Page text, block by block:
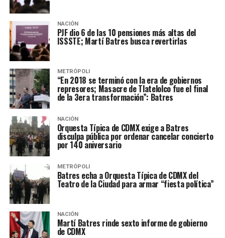
NACIÓN
PJF dio 6 de las 10 pensiones más altas del
ISSSTE; Martí Batres busca revertirlas
METRÓPOLI
“En 2018 se terminó con la era de gobiernos
represores; Masacre de Tlatelolco fue el final
de la 3era transformación”: Batres
NACIÓN
Orquesta Típica de CDMX exige a Batres
disculpa pública por ordenar cancelar concierto
por 140 aniversario
METRÓPOLI
Batres echa a Orquesta Típica de CDMX del
Teatro de la Ciudad para armar “fiesta política”
NACIÓN
Martí Batres rinde sexto informe de gobierno
de CDMX